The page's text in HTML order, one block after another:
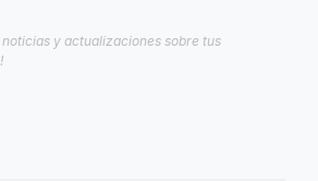
y actualizaciones sobre tus